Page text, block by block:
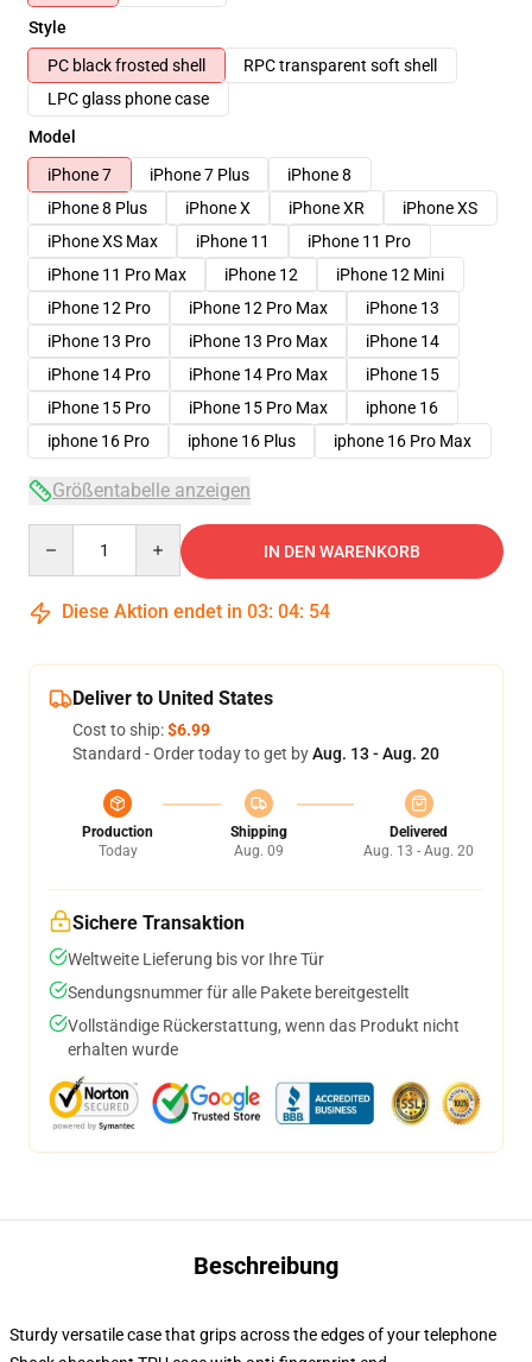
Style
PC black frosted shell
RPC transparent soft shell
LPC glass phone case
Model
iPhone 7
iPhone 7 Plus
iPhone 8
iPhone 8 Plus
iPhone X iPhone XR
iPhone XS
iPhone XS Max
iPhone 11
iPhone 11 Pro
iPhone 11 Pro Max
iPhone 12
iPhone 12 Mini
iPhone 12 Pro
iPhone 12 Pro Max
iPhone 13
iPhone 13 Pro
iPhone 13 Pro Max
iPhone 14
iPhone 14 Pro
iPhone 14 Pro Max
iPhone 15
iPhone 15 Pro
iPhone 15 Pro Max
iphone 16
iphone 16 Pro
iphone 16 Plus iphone 16 Pro Max
Größentabelle anzeigen
IN DEN WARENKORB
Diese Aktion endet in 03: 04: 54
Deliver to United States
Cost to ship:$6.99
Standard - Order today to get byAug. 13 - Aug. 20
Production
Today
Shipping
Aug. 09
Delivered
Aug. 13 - Aug. 20
Sichere Transaktion
Weltweite Lieferung bis vor Ihre Tür
Sendungsnummer für alle Pakete bereitgestellt
Vollständige Rückerstattung, wenn das Produkt nicht
erhalten wurde
Beschreibung
Sturdy versatile case that grips across the edges of your telephone